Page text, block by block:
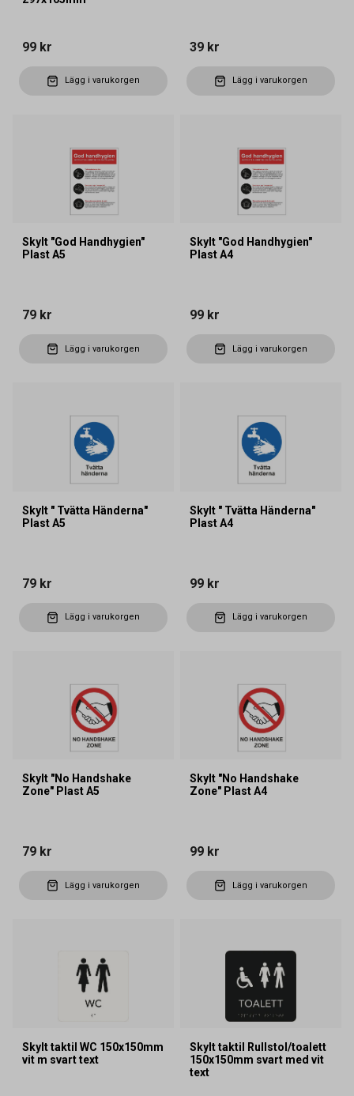
99 kr
Lägg i varukorgen
39 kr
Lägg i varukorgen
Skylt "God Handhygien"
Plast A5
79 kr
Lägg i varukorgen
Skylt "God Handhygien"
Plast A4
99 kr
Lägg i varukorgen
Skylt " Tvätta Händerna"
Plast A5
79 kr
Lägg i varukorgen
Skylt " Tvätta Händerna"
Plast A4
99 kr
Lägg i varukorgen
Skylt "No Handshake
Zone" Plast A5
79 kr
Lägg i varukorgen
Skylt "No Handshake
Zone" Plast A4
99 kr
Lägg i varukorgen
Skylt taktil WC 150x150mm
vit m svart text
Skylt taktil Rullstol/toalett
150x150mm svart med vit
text